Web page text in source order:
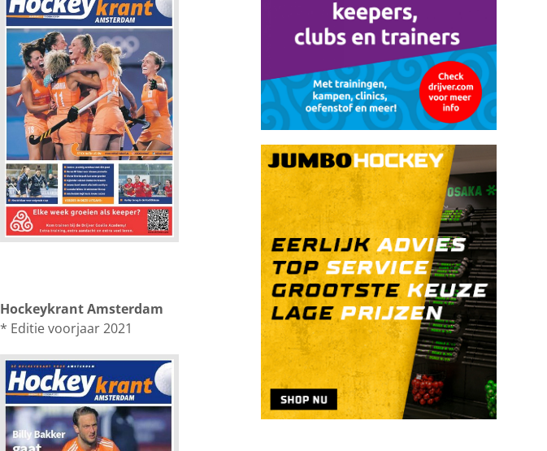
Hockeykrant Amsterdam
* Editie voorjaar 2021